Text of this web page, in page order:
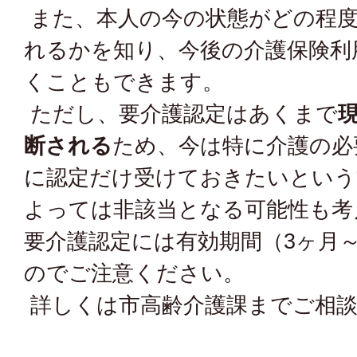
また、本人の今の状態がどの程
れるかを知り、今後の介護保険
くこともできます。
ただし、要介護認定はあくまで
断されるため、今は特に介護の
に認定だけ受けておきたいとい
よっては非該当となる可能性も
要介護認定には有効期間（3ヶ月
のでご注意ください。
詳しくは市高齢介護課までご相